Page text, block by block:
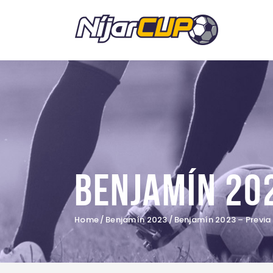
Benjamín
Home Benjamín 2023 Benjamín 2023 – Previa